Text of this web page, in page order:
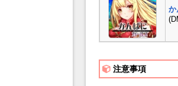
か
注意事項